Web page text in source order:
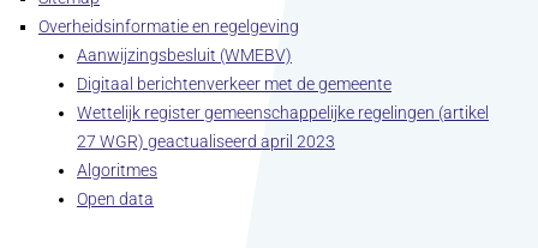
Overheidsinformatie en regelgeving
Aanwijzingsbesluit (WMEBV)
Digitaal berichtenverkeer met de gemeente
Wettelijk register gemeenschappelijke regelingen (artikel
27 WGR) geactualiseerd april 2023
Algoritmes
Open data